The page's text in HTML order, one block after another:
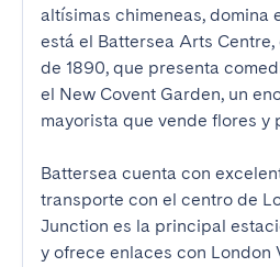
altísimas chimeneas, domina
está el Battersea Arts
de 1890, que presenta
el New Covent Garden, un
mayorista que vende flores y
Battersea cuenta con
transporte con el centro de
Junction es la principal
y ofrece enlaces con London